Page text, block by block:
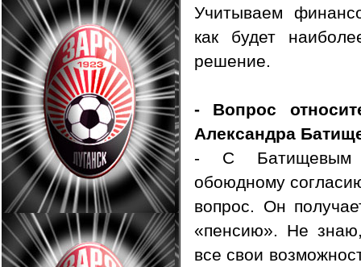
Учитываем
как будет
решение.
- Вопрос
Александра
- С Батищевым
обоюдному
вопрос. Он
«пенсию». Не
все свои